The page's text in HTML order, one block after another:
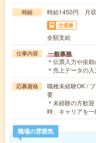
時給 時給1450円 月
交通費
全額支給
仕事内容 一般事務
＊伝票入力や依
＊売上データの
応募資格
職種未経験OK /
要
＊未経験の方歓
時、キャリアを
職場の雰囲気